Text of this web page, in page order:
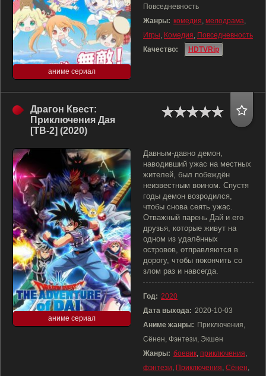
аниме сериал
Повседневность
Жанры: комедия, мелодрама,
Игры, Комедия, Повседневность
Качество:
HDTVRip
Драгон Квест:
Приключения Дая
[ТВ-2] (2020)
аниме сериал
Давным-давно демон,
наводивший ужас на местных
жителей, был побеждён
неизвестным воином. Спустя
годы демон возродился,
чтобы снова сеять ужас.
Отважный парень Дай и его
друзья, которые живут на
одном из удалённых
островов, отправляются в
дорогу, чтобы покончить со
злом раз и навсегда.
Год: 2020
Дата выхода: 2020-10-03
Аниме жанры: Приключения,
Сёнен, Фэнтези, Экшен
Жанры: боевик, приключения,
фэнтези, Приключения, Сёнен,